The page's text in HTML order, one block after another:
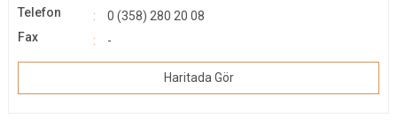
Telefon
0 (358) 280 20 08
Fax
-
Haritada Gör